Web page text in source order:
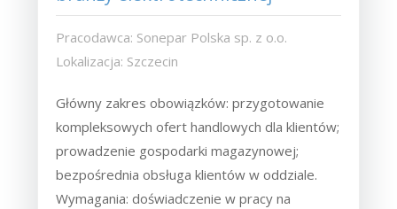
Pracodawca: Sonepar Polska sp. z o.o.
Lokalizacja: Szczecin
Główny zakres obowiązków: przygotowanie
kompleksowych ofert handlowych dla klientów;
prowadzenie gospodarki magazynowej;
bezpośrednia obsługa klientów w oddziale.
Wymagania: doświadczenie w pracy na